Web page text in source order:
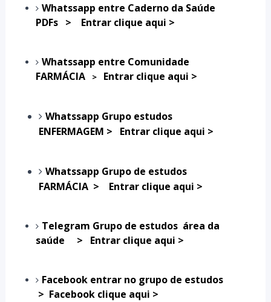
Whatssapp entre Caderno da Saúde
PDFs > Entrar clique aqui >
Whatssapp entre Comunidade
FARMÁCIA
> Entrar clique aqui >
Whatssapp Grupo estudos
ENFERMAGEM >
Entrar clique aqui >
Whatssapp Grupo de estudos
FARMÁCIA >
Entrar clique aqui >
Telegram Grupo de estudos área da
saúde >
Entrar clique aqui >
Facebook entrar no grupo de estudos
> Facebook clique aqui >